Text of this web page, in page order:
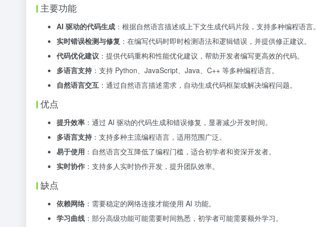
主要功能
AI 驱动的代码生成 ：根据自然语言描述或上下文生成代码片段，支持多种编程语言。
实时错误检测与修复 ：在编写代码时即时检测语法和逻辑错误，并提供修正建议。
代码优化建议 ：提供代码重构和性能优化建议，帮助开发者编写更高效的代码。
多语言支持 ：支持 Python、JavaScript、Java、C++ 等多种编程语言。
自然语言交互 ：通过自然语言描述需求，自动生成代码框架或解决编程问题。
优点
提升效率 ：通过 AI 驱动的代码生成和错误修复，显著减少开发时间。
多语言支持 ：支持多种主流编程语言，适用范围广泛。
易于使用 ：自然语言交互降低了编程门槛，适合初学者和资深开发者。
实时协作 ：支持多人实时协作开发，提升团队效率。
缺点
依赖网络 ：需要稳定的网络连接才能使用 AI 功能。
学习曲线 ：部分高级功能可能需要时间熟悉，初学者可能需要额外学习。